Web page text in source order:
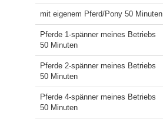
mit eigenem Pferd/Pony 50 Minuten
Pferde 1-spänner meines Betriebs
50 Minuten
Pferde 2-spänner meines Betriebs
50 Minuten
Pferde 4-spänner meines Betriebs
50 Minuten